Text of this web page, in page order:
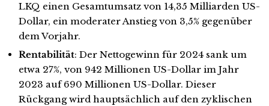
LKQ einen Gesamtumsatz von 14,35 Milliarden US-
Dollar, ein moderater Anstieg von 3,5% gegenüber
dem Vorjahr.
Rentabilität: Der Nettogewinn für 2024 sank um
etwa 27%, von 942 Millionen US-Dollar im Jahr
2023 auf 690 Millionen US-Dollar. Dieser
Rückgang wird hauptsächlich auf den zyklischen